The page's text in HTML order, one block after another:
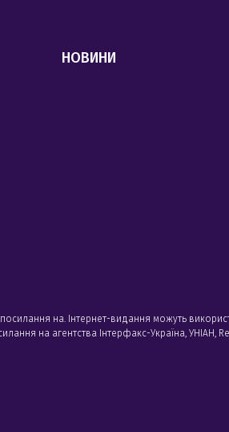
НОВИНИ
на. Інтернет-видання можуть
на агентства Iнтерфакс-Україна, УНIАН,